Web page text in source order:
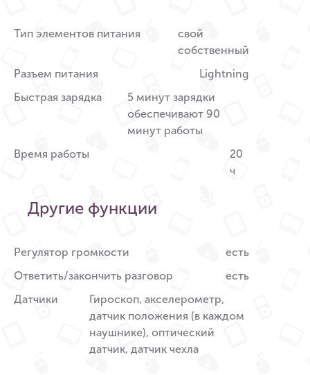
Тип элементов питания
свой
собственный
Разъем питания
Lightning
Быстрая зарядка
5 минут зарядки
обеспечивают 90
минут работы
Время работы
20
ч
Другие функции
Регулятор громкости
есть
Ответить/закончить разговор
есть
Датчики
Гироскоп, акселерометр,
датчик положения (в каждом
наушнике), оптический
датчик, датчик чехла